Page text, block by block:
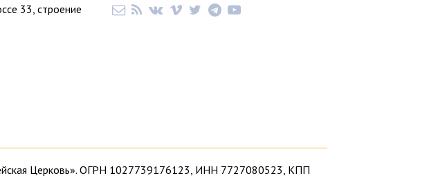
33, строение
Церковь». ОГРН 1027739176123, ИНН 7727080523, КПП